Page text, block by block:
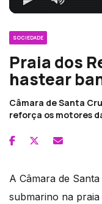
SOCIEDADE
Praia dos
hastear
Câmara de Santa
reforça os motores
A Câmara de
submarino na